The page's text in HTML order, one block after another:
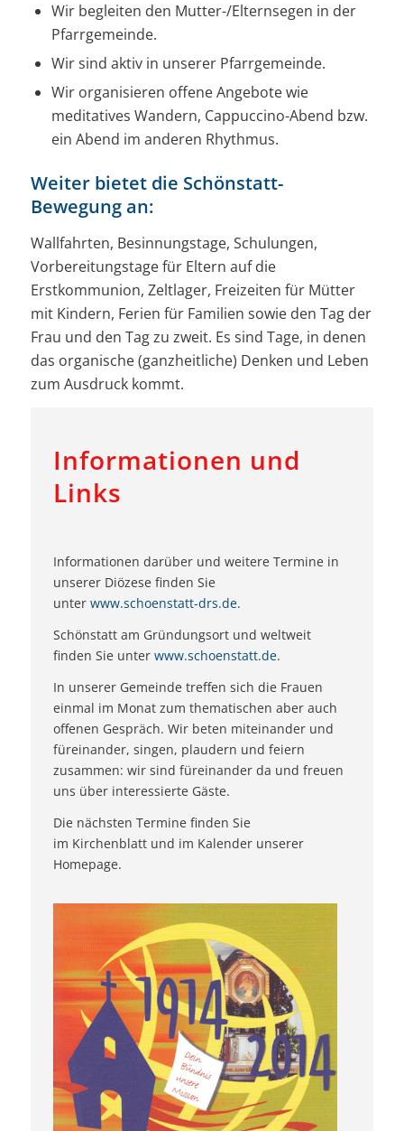
Wir begleiten den Mutter-/Elternsegen in der
Pfarrgemeinde.
Wir sind aktiv in unserer Pfarrgemeinde.
Wir organisieren offene Angebote wie
meditatives Wandern, Cappuccino-Abend bzw.
ein Abend im anderen Rhythmus.
Weiter bietet die Schönstatt-
Bewegung an:
Wallfahrten, Besinnungstage, Schulungen,
Vorbereitungstage für Eltern auf die
Erstkommunion, Zeltlager, Freizeiten für Mütter
mit Kindern, Ferien für Familien sowie den Tag der
Frau und den Tag zu zweit. Es sind Tage, in denen
das organische (ganzheitliche) Denken und Leben
zum Ausdruck kommt.
Informationen und
Links
Informationen darüber und weitere Termine in
unserer Diözese finden Sie
unter www.schoenstatt-drs.de.
Schönstatt am Gründungsort und weltweit
finden Sie unter www.schoenstatt.de.
In unserer Gemeinde treffen sich die Frauen
einmal im Monat zum thematischen aber auch
offenen Gespräch. Wir beten miteinander und
füreinander, singen, plaudern und feiern
zusammen: wir sind füreinander da und freuen
uns über interessierte Gäste.
Die nächsten Termine finden Sie
im Kirchenblatt und im Kalender unserer
Homepage.